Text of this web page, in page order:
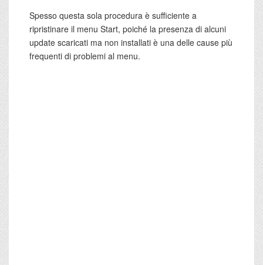
Spesso questa sola procedura è sufficiente a
ripristinare il menu Start, poiché la presenza di alcuni
update scaricati ma non installati è una delle cause più
frequenti di problemi al menu.